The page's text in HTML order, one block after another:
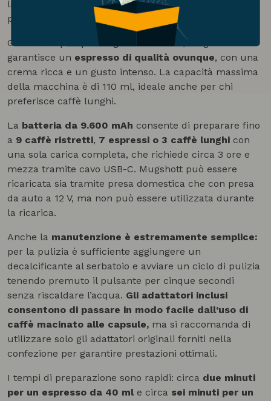
la temperatura dell’acqua fino a 96 °C e il profilo di
pompaggio (bloom, wave, flat).
Grazie alla pompa integrata da 18 bar, Mugshott
garantisce un espresso di qualità ovunque, con una
crema ricca e un gusto intenso. La capacità massima
della macchina è di 110 ml, ideale anche per chi
preferisce caffè lunghi.
La batteria da 9.600 mAh consente di preparare fino
a 9 caffè ristretti, 7 espressi o 3 caffè lunghi con
una sola carica completa, che richiede circa 3 ore e
mezza tramite cavo USB-C. Mugshott può essere
ricaricata sia tramite presa domestica che con presa
da auto a 12 V, ma non può essere utilizzata durante
la ricarica.
Anche la manutenzione è estremamente semplice:
per la pulizia è sufficiente aggiungere un
decalcificante al serbatoio e avviare un ciclo di pulizia
tenendo premuto il pulsante per cinque secondi
senza riscaldare l’acqua. Gli adattatori inclusi
consentono di passare in modo facile dall’uso di
caffè macinato alle capsule, ma si raccomanda di
utilizzare solo gli adattatori originali forniti nella
confezione per garantire prestazioni ottimali.
I tempi di preparazione sono rapidi: circa due minuti
per un espresso da 40 mle circa sei minuti per un